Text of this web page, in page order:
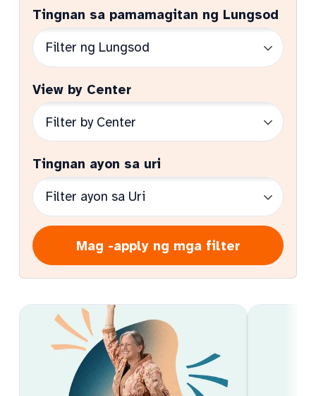
Tingnan sa pamamagitan ng Lungsod
View by Center
Tingnan ayon sa uri
Mag -apply ng mga filter